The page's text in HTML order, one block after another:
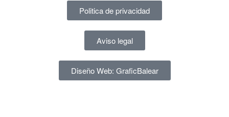
Politica de privacidad
Aviso legal
Diseño Web: GraficBalear